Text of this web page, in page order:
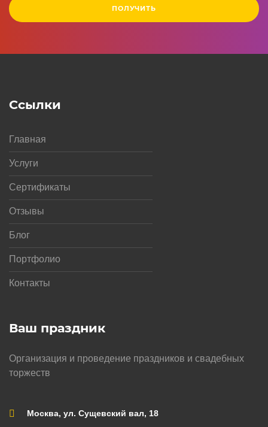
ПОЛУЧИТЬ
Ваш праздник
Организация и проведение праздников и свадебных
торжеств
Москва, ул. Сущевский вал, 18
Ссылки
Главная
Услуги
Сертификаты
Отзывы
Блог
Портфолио
Контакты